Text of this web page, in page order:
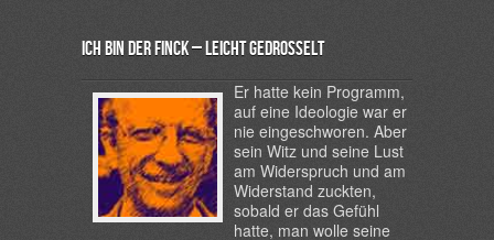
Ich bin der Finck – leicht gedrosselt
Er hatte kein Programm,
auf eine Ideologie war er
nie eingeschworen. Aber
sein Witz und seine Lust
am Widerspruch und am
Widerstand zuckten,
sobald er das Gefühl
hatte, man wolle seine